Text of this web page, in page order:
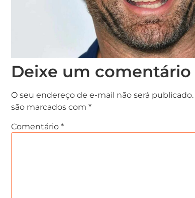
Deixe um comentário
O seu endereço de e-mail não será publicado.
são marcados com *
Comentário *